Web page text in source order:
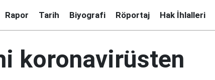
Rapor Tarih Biyografi Röportaj Hak İhlalleri
koronavirüsten